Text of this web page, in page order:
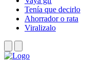
Tenía que decirlo
Ahorrador o rata
Viralizalo